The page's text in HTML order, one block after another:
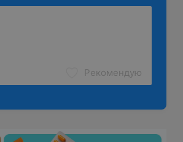
Рекомендую